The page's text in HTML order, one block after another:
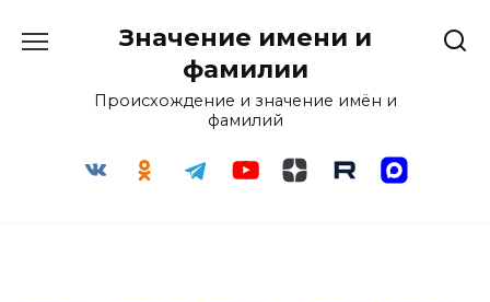
Значение имени и
фамилии
Происхождение и значение имён и
фамилий